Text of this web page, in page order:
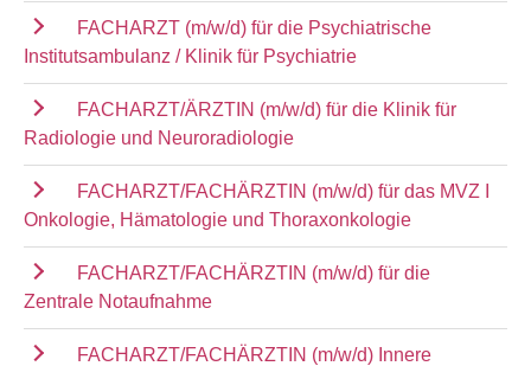
FACHARZT (m/w/d) für die Psychiatrische
Institutsambulanz / Klinik für Psychiatrie
FACHARZT/ÄRZTIN (m/w/d) für die Klinik für
Radiologie und Neuroradiologie
FACHARZT/FACHÄRZTIN (m/w/d) für das MVZ I
Onkologie, Hämatologie und Thoraxonkologie
FACHARZT/FACHÄRZTIN (m/w/d) für die
Zentrale Notaufnahme
FACHARZT/FACHÄRZTIN (m/w/d) Innere